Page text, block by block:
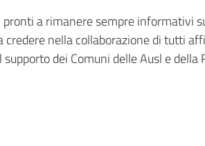
a rimanere sempre informativi
nella collaborazione di tutti
dei Comuni delle Ausl e